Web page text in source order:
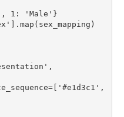
, 1 : 'Male' }
] . map ( sex_mapping )
,
=[ '#e1d3c1' ,